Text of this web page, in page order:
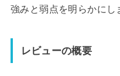
強みと弱点を明らかにし
レビューの概要